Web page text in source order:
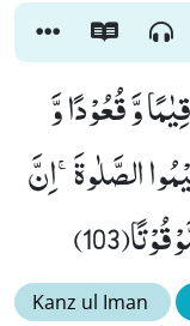
وَّ قُعُوْدًا وَّ
الصَّلٰوةَۚ-اِنَّ
Kanz ul Iman